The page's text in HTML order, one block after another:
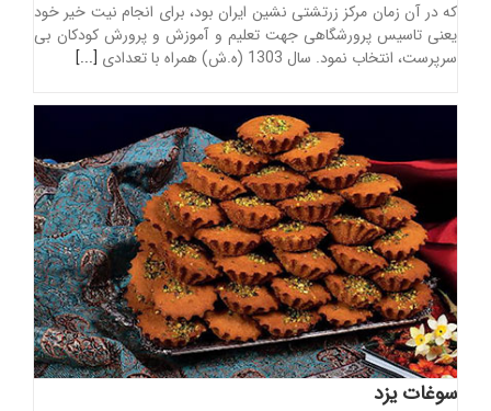
که در آن زمان مرکز زرتشتی نشین ایران بود، برای انجام نیت خیر خود
یعنی تاسیس پرورشگاهی جهت تعلیم و آموزش و پرورش کودکان بی
سرپرست، انتخاب نمود. سال 1303 (ه.ش) همراه با تعدادی
[...]
سوغات یزد